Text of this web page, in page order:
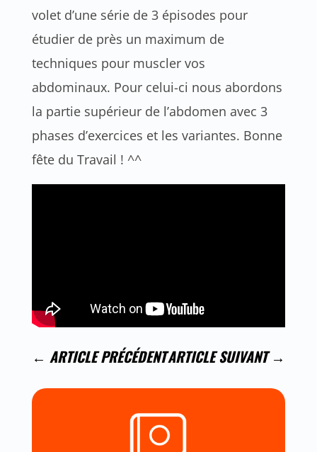
volet d’une série de 3 épisodes pour
étudier de près un maximum de
techniques pour muscler vos
abdominaux. Pour celui-ci nous abordons
la partie supérieur de l’abdomen avec 3
phases d’exercices et les variantes. Bonne
fête du Travail ! ^^
← ARTICLE PRÉCÉDENTARTICLE SUIVANT→